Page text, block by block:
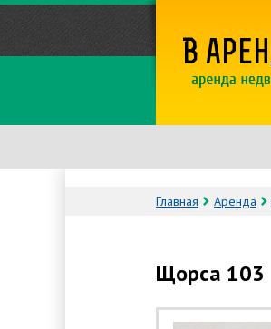
Главная Аренда
Щорса 103